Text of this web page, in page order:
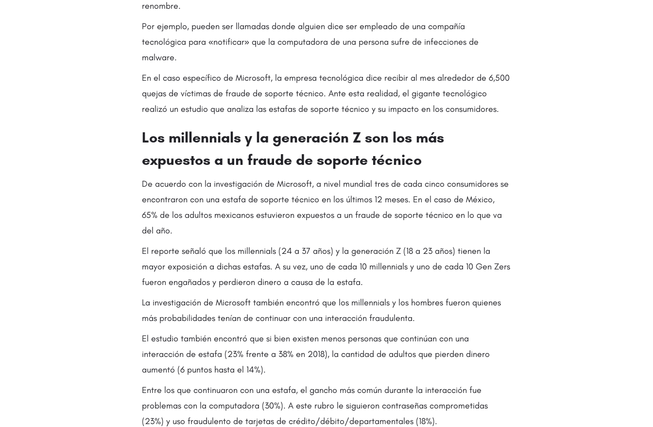
renombre.
Por ejemplo, pueden ser llamadas donde alguien dice ser empleado de una compañía
tecnológica para «notificar» que la computadora de una persona sufre de infecciones de
malware.
En el caso específico de Microsoft, la empresa tecnológica dice recibir al mes alrededor de 6,500
quejas de víctimas de fraude de soporte técnico. Ante esta realidad, el gigante tecnológico
realizó un estudio que analiza las estafas de soporte técnico y su impacto en los consumidores.
Los millennials y la generación Z son los más
expuestos a un fraude de soporte técnico
De acuerdo con la investigación de Microsoft, a nivel mundial tres de cada cinco consumidores se
encontraron con una estafa de soporte técnico en los últimos 12 meses. En el caso de México,
65% de los adultos mexicanos estuvieron expuestos a un fraude de soporte técnico en lo que va
del año.
El reporte señaló que los millennials (24 a 37 años) y la generación Z (18 a 23 años) tienen la
mayor exposición a dichas estafas. A su vez, uno de cada 10 millennials y uno de cada 10 Gen Zers
fueron engañados y perdieron dinero a causa de la estafa.
La investigación de Microsoft también encontró que los millennials y los hombres fueron quienes
más probabilidades tenían de continuar con una interacción fraudulenta.
El estudio también encontró que si bien existen menos personas que continúan con una
interacción de estafa (23% frente a 38% en 2018), la cantidad de adultos que pierden dinero
aumentó (6 puntos hasta el 14%).
Entre los que continuaron con una estafa, el gancho más común durante la interacción fue
problemas con la computadora (30%). A este rubro le siguieron contraseñas comprometidas
(23%) y uso fraudulento de tarjetas de crédito/débito/departamentales (18%).